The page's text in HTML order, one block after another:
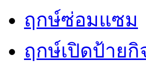
ฤกษ์ซ่อมแซม
ฤกษ์เปิดป้ายกิ